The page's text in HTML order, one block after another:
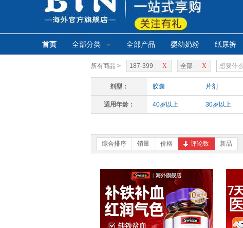
首页 全部分类 全部产品 婴幼奶粉 纸尿裤
所有商品 > X
187-399 X
全部
剂型： 胶囊 片剂
适用年龄： 40岁以上 30岁以上
综合排序 销量 价格 评论数 新品